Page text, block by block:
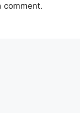
comment.